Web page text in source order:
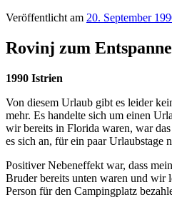
Veröffentlicht am 20. September
Rovinj zum
1990 Istrien
Von diesem Urlaub gibt es leider
mehr. Es handelte sich um einen
wir bereits in Florida waren, war
es sich an, für ein paar Urlaubstage
Positiver Nebeneffekt war, dass
Bruder bereits unten waren und wir
Person für den Campingplatz